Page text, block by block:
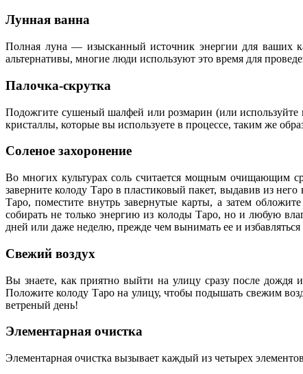
Лунная ванна
Полная луна — изысканный источник энергии для ваших
альтернативы, многие люди используют это время для
Палочка-скрутка
Подожгите сушеный шалфей или розмарин (или используйте
кристаллы, которые вы используете в процессе, таким же
Соленое захоронение
Во многих культурах соль считается мощным очищающим
заверните колоду Таро в пластиковый пакет, выдавив из
Таро, поместите внутрь завернутые карты, а затем
собирать не только энергию из колоды Таро, но и любую
дней или даже неделю, прежде чем вынимать ее и избавляться
Свежий воздух
Вы знаете, как приятно выйти на улицу сразу после дождя
Положите колоду Таро на улицу, чтобы подышать свежим
ветреный день!
Элементарная очистка
Элементарная очистка вызывает каждый из четырех